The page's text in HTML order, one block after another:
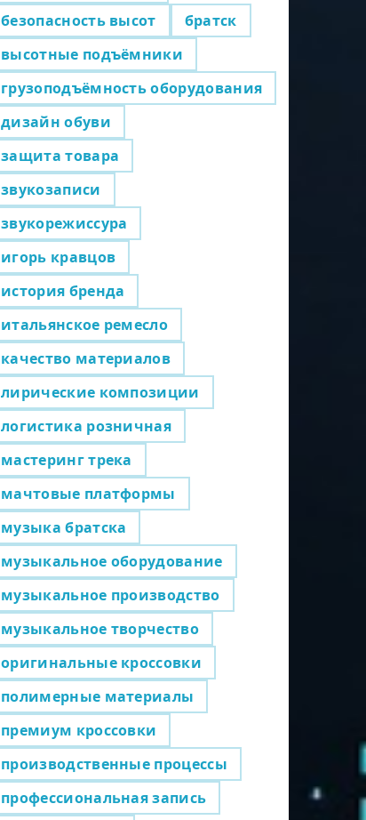
безопасность высот
братск
высотные подъёмники
грузоподъёмность оборудования
дизайн обуви
защита товара
звукозаписи
звукорежиссура
игорь кравцов
история бренда
итальянское ремесло
качество материалов
лирические композиции
логистика розничная
мастеринг трека
мачтовые платформы
музыка братска
музыкальное оборудование
музыкальное производство
музыкальное творчество
оригинальные кроссовки
полимерные материалы
премиум кроссовки
производственные процессы
профессиональная запись